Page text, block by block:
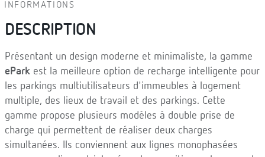
INFORMATIONS
DESCRIPTION
Présentant un design moderne et minimaliste, la gamme
ePark est la meilleure option de recharge intelligente pour
les parkings multiutilisateurs d'immeubles à logement
multiple, des lieux de travail et des parkings. Cette
gamme propose plusieurs modèles à double prise de
charge qui permettent de réaliser deux charges
simultanées. Ils conviennent aux lignes monophasées